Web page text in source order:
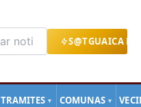
S@TGUAICA
TRAMITES ▼ COMUNAS ▼